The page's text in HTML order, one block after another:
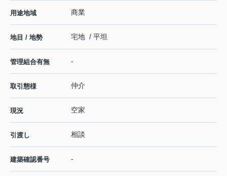
用途地域 商業
地目 / 地勢 宅地 / 平坦
管理組合有無 -
取引態様 仲介
現況 空家
引渡し 相談
建築確認番号 -